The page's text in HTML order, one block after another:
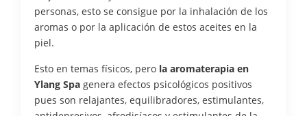
personas, esto se consigue por la inhalación de los
aromas o por la aplicación de estos aceites en la
piel.
Esto en temas físicos, pero la aromaterapia en
Ylang Spa genera efectos psicológicos positivos
pues son relajantes, equilibradores, estimulantes,